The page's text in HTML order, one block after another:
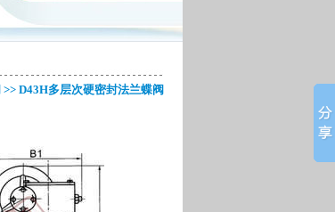
>> D43H多层次硬密封法兰蝶阀